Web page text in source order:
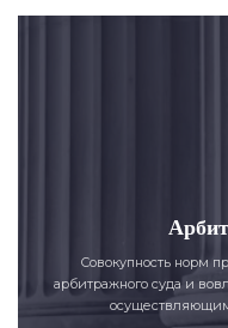
Совокупность норм
арбитражного суда и